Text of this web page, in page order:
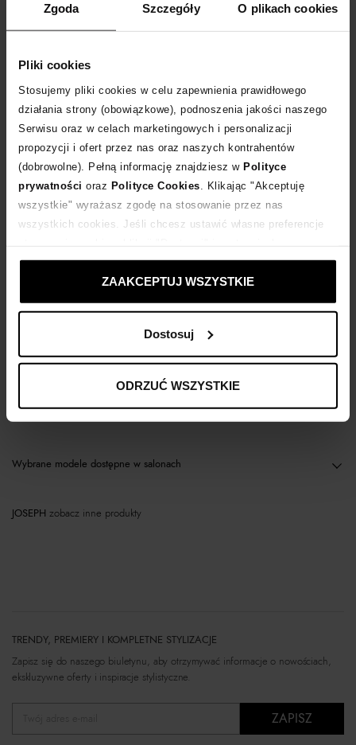
Zgoda Szczegóły O plikach cookies
Pliki cookies
Stosujemy pliki cookies w celu zapewnienia prawidłowego
działania strony (obowiązkowe), podnoszenia jakości naszego
Serwisu oraz w celach marketingowych i personalizacji
propozycji i ofert przez nas oraz naszych kontrahentów
(dobrowolne). Pełną informację znajdziesz w Polityce
prywatności oraz Polityce Cookies . Klikając "Akceptuję
wszystkie" wyrażasz zgodę na stosowanie przez nas
wszystkich cookies. Jeśli chcesz ustawić własne preferencje
ustawienia prywatności.
ZAAKCEPTUJ WSZYSTKIE
Dostosuj
ODRZUĆ WSZYSTKIE
DODAJ DO KOSZYKA
Dostawa
14 dni na zwrot towaru
Kup teraz, Zapłać później!
Opis produktu
Materiał
Wybrane modele dostępne w salonach
JOSEPH zobacz inne produkty
TRENDY, PREMIERY I KOMPLETNE STYLIZACJE
Zapisz się do naszego biuletynu, aby otrzymywać informacje o nowościach,
ekskluzywne oferty i inspiracje stylistyczne.
ZAPISZ